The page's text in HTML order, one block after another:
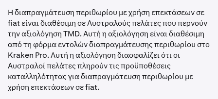
Η διαπραγμάτευση περιθωρίου με χρήση επεκτάσεων σε
fiat είναι διαθέσιμη σε Αυστραλούς πελάτες που περνούν
την αξιολόγηση TMD. Αυτή η αξιολόγηση είναι διαθέσιμη
από τη φόρμα εντολών διαπραγμάτευσης περιθωρίου στο
Kraken Pro. Αυτή η αξιολόγηση διασφαλίζει ότι οι
Αυστραλοί πελάτες πληρούν τις προϋποθέσεις
καταλληλότητας για διαπραγμάτευση περιθωρίου με
χρήση επεκτάσεων σε fiat.